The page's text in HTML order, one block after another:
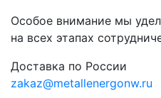
Особое внимание мы
на всех этапах
Доставка по России
zakaz@metallenergonw.ru